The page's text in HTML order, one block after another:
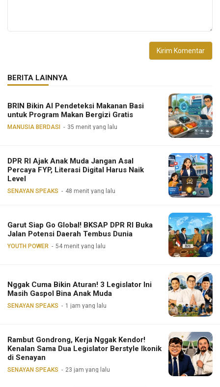
BERITA LAINNYA
BRIN Bikin AI Pendeteksi Makanan Basi
untuk Program Makan Bergizi Gratis
MANUSIA BERDASI 35 menit yang lalu
DPR RI Ajak Anak Muda Jangan Asal
Percaya FYP, Literasi Digital Harus Naik
Level
SENAYAN SPEAKS 48 menit yang lalu
Garut Siap Go Global! BKSAP DPR RI Buka
Jalan Potensi Daerah Tembus Dunia
YOUTH POWER 54 menit yang lalu
Nggak Cuma Bikin Aturan! 3 Legislator Ini
Masih Gaspol Bina Anak Muda
SENAYAN SPEAKS 1 jam yang lalu
Rambut Gondrong, Kerja Nggak Kendor!
Kenalan Sama Dua Legislator Berstyle Ikonik
di Senayan
SENAYAN SPEAKS 23 jam yang lalu